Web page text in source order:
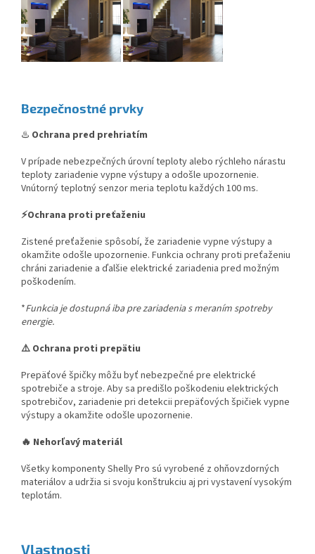
Bezpečnostné prvky
♨️ Ochrana pred prehriatím
V prípade nebezpečných úrovní teploty alebo rýchleho nárastu
teploty zariadenie vypne výstupy a odošle upozornenie.
Vnútorný teplotný senzor meria teplotu každých 100 ms.
⚡Ochrana proti preťaženiu
Zistené preťaženie spôsobí, že zariadenie vypne výstupy a
okamžite odošle upozornenie. Funkcia ochrany proti preťaženiu
chráni zariadenie a ďalšie elektrické zariadenia pred možným
poškodením.
*Funkcia je dostupná iba pre zariadenia s meraním spotreby
energie.
⚠️ Ochrana proti prepätiu
Prepäťové špičky môžu byť nebezpečné pre elektrické
spotrebiče a stroje. Aby sa predišlo poškodeniu elektrických
spotrebičov, zariadenie pri detekcii prepäťových špičiek vypne
výstupy a okamžite odošle upozornenie.
🔥 Nehorľavý materiál
Všetky komponenty Shelly Pro sú vyrobené z ohňovzdorných
materiálov a udržia si svoju konštrukciu aj pri vystavení vysokým
teplotám.
Vlastnosti